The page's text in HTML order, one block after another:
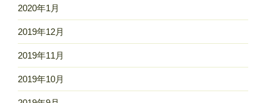
2020年1月
2019年12月
2019年11月
2019年10月